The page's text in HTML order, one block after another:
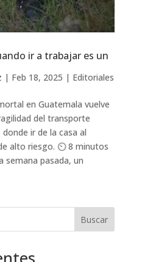
ir a trabajar es un
| Feb 18, 2025 | Editoriales
en Guatemala vuelve
del transporte
ir de la casa al
alto riesgo. ⏲️ 8 minutos
semana pasada, un
Buscar